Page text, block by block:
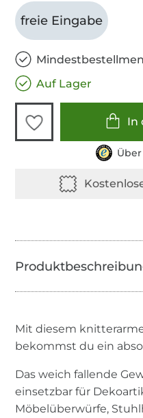
freie Eingabe
Auf Lager
In
Mit diesem
bekommst du ein
Das weich fallende
einsetzbar für
Möbelüberwürfe,